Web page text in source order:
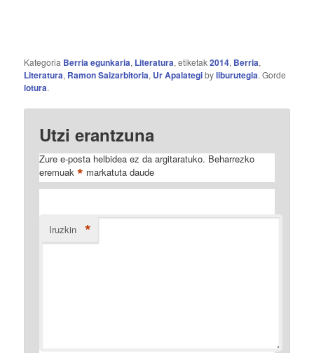
Kategoria Berria egunkaria, Literatura, etiketak2014, Berria,
Literatura, Ramon Saizarbitoria, Ur Apalategibyliburutegia. Gorde
lotura.
Utzi erantzuna
Zure e-posta helbidea ez da argitaratuko. Beharrezko
eremuak* markatuta daude
Iruzkin *